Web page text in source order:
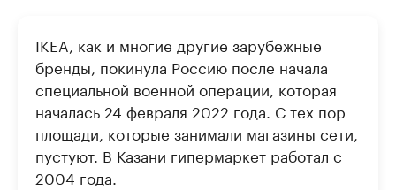
IKEA, как и многие другие зарубежные
бренды, покинула Россию после начала
специальной военной операции, которая
началась 24 февраля 2022 года. С тех пор
площади, которые занимали магазины сети,
пустуют. В Казани гипермаркет работал с
2004 года.